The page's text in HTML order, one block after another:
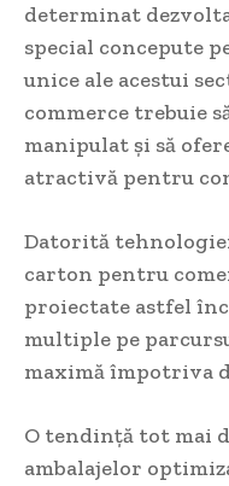
determinat
special concepute
unice ale acestui
commerce trebuie
manipulat și să
atractivă pentru
Datorită
carton pentru
proiectate astfel
multiple pe
maximă împotriva
O tendință tot mai
ambalajelor